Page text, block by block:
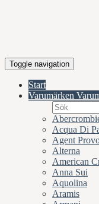
Toggle navigation
Start
Varumärken
Acqua Di
Agent
Alterna
American
Anna Sui
Aquolina
Aramis